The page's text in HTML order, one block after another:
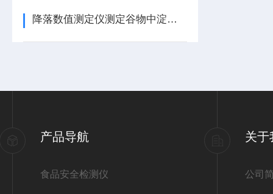
降落数值测定仪测定谷物中淀粉酶活性的专用仪器
产品导航
食品安全检测仪
关于
公司